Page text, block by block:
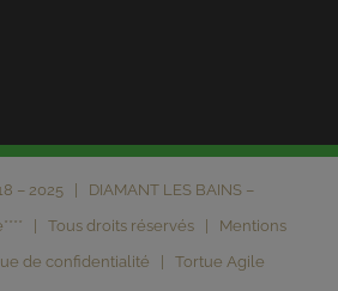
– 2025 | DIAMANT LES BAINS –
| Tous droits réservés | Mentions
de confidentialité | Tortue Agile